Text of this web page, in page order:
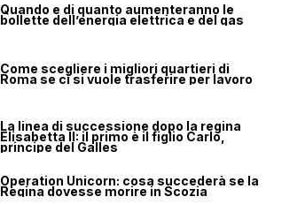
Quando e di quanto aumenteranno le
bollette dell’energia elettrica e del gas
Come scegliere i migliori quartieri di
Roma se ci si vuole trasferire per lavoro
La linea di successione dopo la regina
Elisabetta II: il primo è il figlio Carlo,
principe del Galles
Operation Unicorn: cosa succederà se la
Regina dovesse morire in Scozia